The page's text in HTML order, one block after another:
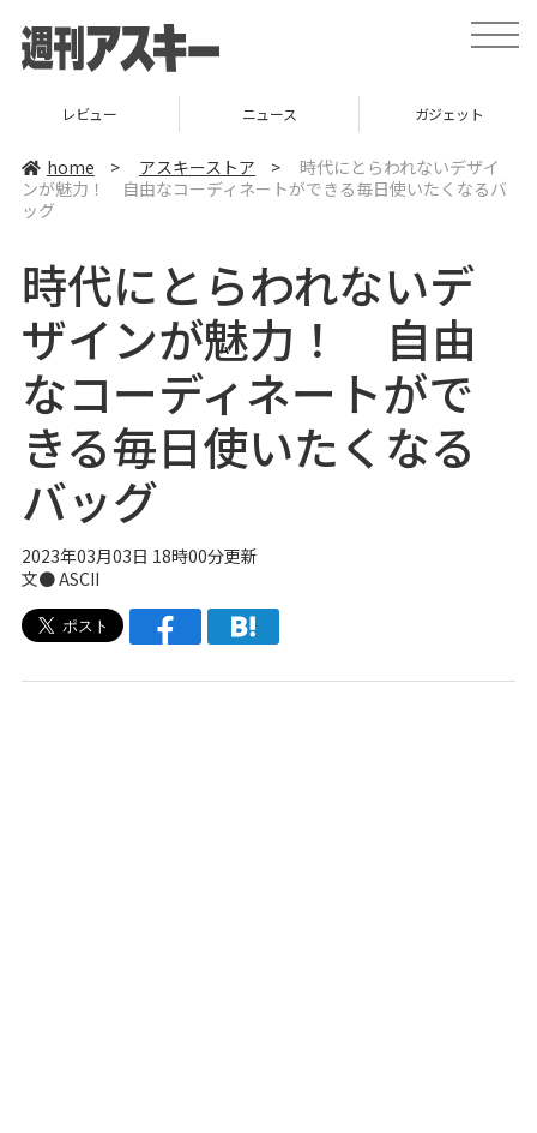
t
o
i
レビュー ニュース ガジェット
home > アスキーストア >
時代にとらわれないデザイ
ンが魅力！ 自由なコーディネートができる毎日使いたくなるバ
ッグ
時代にとらわれないデ
ザインが魅力！ 自由
なコーディネートがで
きる毎日使いたくなる
バッグ
2023年03月03日 18時00分更新
文● ASCII